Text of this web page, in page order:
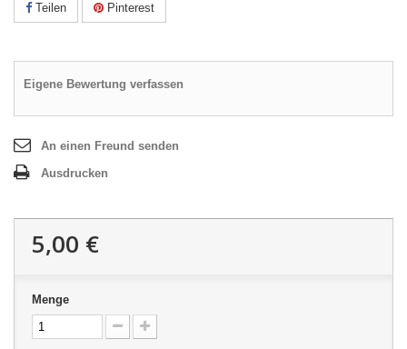
Teilen Pinterest
Eigene Bewertung verfassen
An einen Freund senden
Ausdrucken
5,00 €
Menge